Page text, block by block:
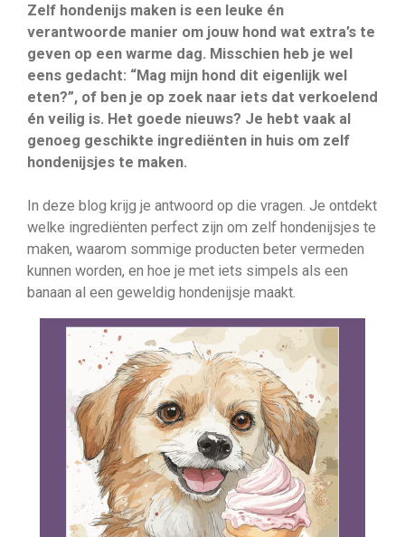
Zelf hondenijs maken is een leuke én
verantwoorde manier om jouw hond wat extra’s te
geven op een warme dag. Misschien heb je wel
eens gedacht: “Mag mijn hond dit eigenlijk wel
eten?”, of ben je op zoek naar iets dat verkoelend
én veilig is. Het goede nieuws? Je hebt vaak al
genoeg geschikte ingrediënten in huis om zelf
hondenijsjes te maken.
In deze blog krijg je antwoord op die vragen. Je ontdekt
welke ingrediënten perfect zijn om zelf hondenijsjes te
maken, waarom sommige producten beter vermeden
kunnen worden, en hoe je met iets simpels als een
banaan al een geweldig hondenijsje maakt.